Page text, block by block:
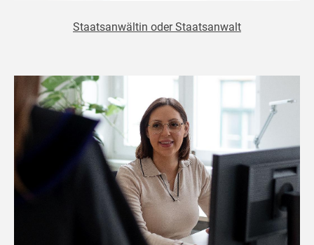
Staatsanwältin oder Staatsanwalt